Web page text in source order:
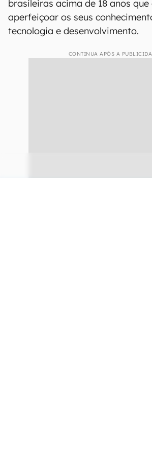
brasileiras acima de 18 anos que
aperfeiçoar os seus
tecnologia e desenvolvimento.
CONTINUA APÓS A